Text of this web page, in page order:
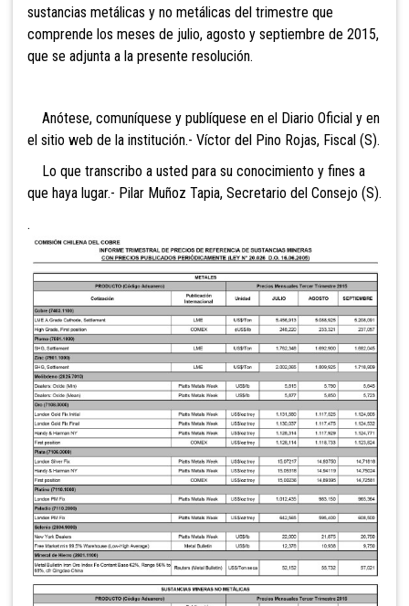
sustancias metálicas y no metálicas del trimestre que
comprende los meses de julio, agosto y septiembre de 2015,
que se adjunta a la presente resolución.
Anótese, comuníquese y publíquese en el Diario Oficial y en
el sitio web de la institución.- Víctor del Pino Rojas, Fiscal (S).
Lo que transcribo a usted para su conocimiento y fines a
que haya lugar.- Pilar Muñoz Tapia, Secretario del Consejo (S).
.